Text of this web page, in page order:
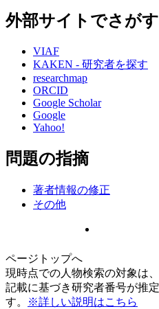
外部サイトでさがす
VIAF
KAKEN - 研究者を探す
researchmap
ORCID
Google Scholar
Google
Yahoo!
問題の指摘
著者情報の修正
その他
ページトップへ
現時点での人物検索の対象は
記載に基づき研究者番号が推
す。
※詳しい説明はこちら